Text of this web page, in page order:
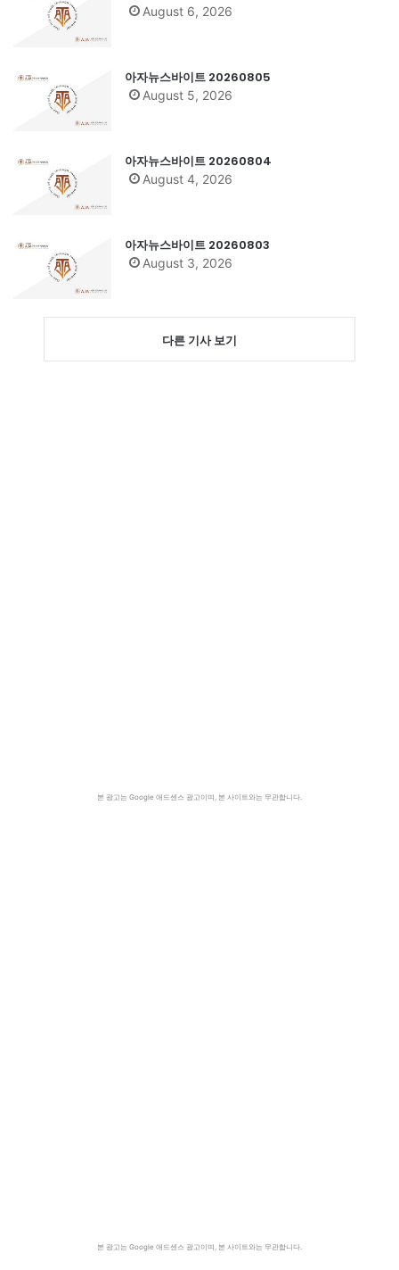
August 6, 2026
아자뉴스바이트 20260805
August 5, 2026
아자뉴스바이트 20260804
August 4, 2026
아자뉴스바이트 20260803
August 3, 2026
다른 기사 보기
본 광고는 Google 애드센스 광고이며, 본 사이트와는 무관합니다.
본 광고는 Google 애드센스 광고이며, 본 사이트와는 무관합니다.